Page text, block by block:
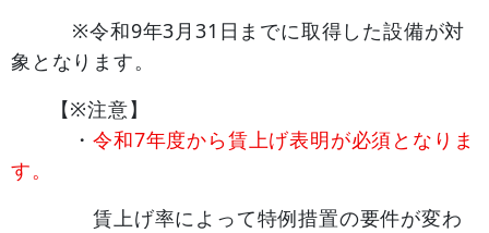
※令和9年3月31日までに取得した設備が対
象となります。
【※注意】
・令和7年度から賃上げ表明が必須となりま
す。
賃上げ率によって特例措置の要件が変わ